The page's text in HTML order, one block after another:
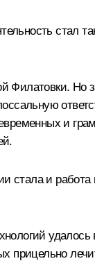
стал
Филатовки.
и
стала и
прицельно